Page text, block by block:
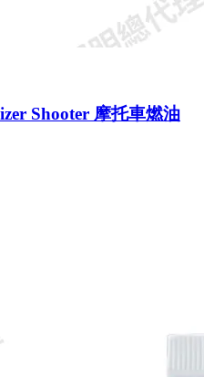
Shooter 摩托車燃油